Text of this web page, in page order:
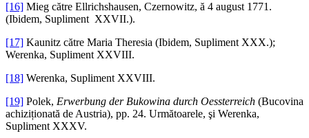
[16] Mieg către Ellrichshausen, Czernowitz, ă 4 august 1771.
(Ibidem, Supliment XXVII.).
[17] Kaunitz către Maria Theresia (Ibidem, Supliment XXX.);
Werenka, Supliment XXVIII.
[18] Werenka, Supliment XXVIII.
[19] Polek, Erwerbung der Bukowina durch Oessterreich (Bucovina
achiziționată de Austria), pp. 24. Următoarele, şi Werenka,
Supliment XXXV.